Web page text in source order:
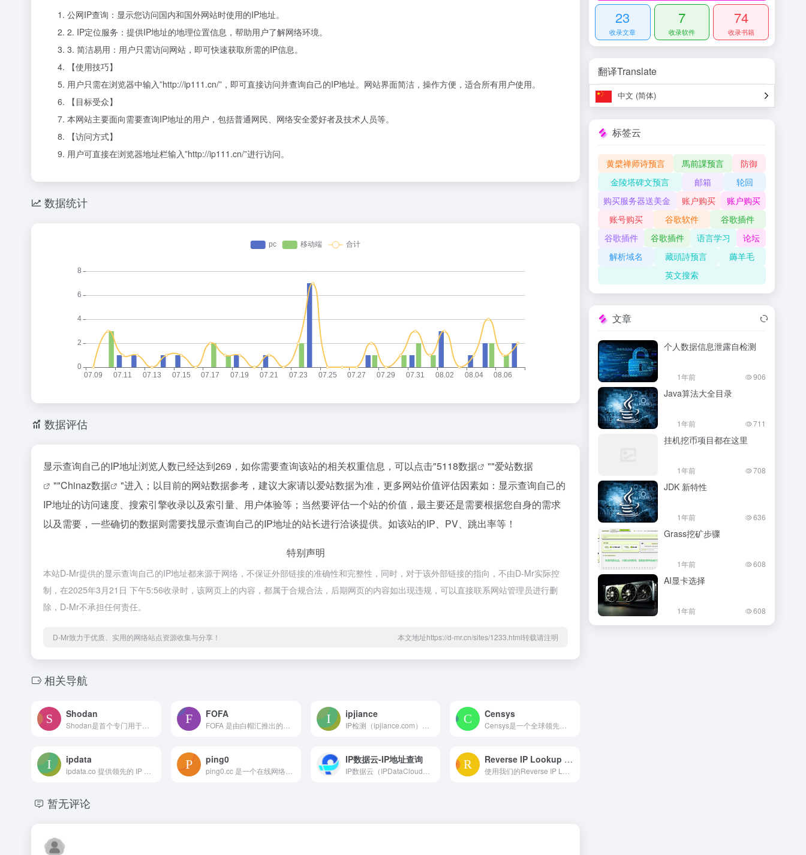
公网IP查询：显示您访问国内和国外网站时使用的IP地址。
2. IP定位服务：提供IP地址的地理位置信息，帮助用户了解网络环境。
3. 简洁易用：用户只需访问网站，即可快速获取所需的IP信息。
【使用技巧】
用户只需在浏览器中输入”http://ip111.cn/”，即可直接访问并查询自己的IP地址。网站界面简洁，操作方便，适合所有用户使用。
【目标受众】
本网站主要面向需要查询IP地址的用户，包括普通网民、网络安全爱好者及技术人员等。
【访问方式】
用户可直接在浏览器地址栏输入”http://ip111.cn/”进行访问。
数据统计
数据评估
显示查询自己的IP地址浏览人数已经达到269，如你需要查询该站的相关权重信息，可以点击"5118数据 ""爱站数据
""Chinaz数据
"进入；以目前的网站数据参考，建议大家请以爱站数据为准，更多网站价值评估因素如：显示查询自己的
IP地址的访问速度、搜索引擎收录以及索引量、用户体验等；当然要评估一个站的价值，最主要还是需要根据您自身的需求
以及需要，一些确切的数据则需要找显示查询自己的IP地址的站长进行洽谈提供。如该站的IP、PV、跳出率等！
特别声明
本站D-Mr提供的显示查询自己的IP地址都来源于网络，不保证外部链接的准确性和完整性，同时，对于该外部链接的指向，不由D-Mr实际控
制，在2025年3月21日 下午5:56收录时，该网页上的内容，都属于合规合法，后期网页的内容如出现违规，可以直接联系网站管理员进行删
除，D-Mr不承担任何责任。
D-Mr致力于优质、实用的网络站点资源收集与分享！ 本文地址https://d-mr.cn/sites/1233.html转载请注明
相关导航
Shodan FOFA ipjiance Censys
ipdata ping0 IP数据云-IP地址查询 Reverse IP Lookup – Find Other Web Sites Hosted on a Web Server
暂无评论
23
收录文章
7
收录软件
74
收录书籍
翻译Translate
中文 (简体)
标签云
黄檗禅师诗预言 馬前課预言
防御
金陵塔碑文预言
邮箱
轮回
购买服务器送美金
账户购买
账户购买
账号购买
谷歌软件
谷歌插件
谷歌插件
谷歌插件 语言学习
论坛
解析域名
藏頭詩预言
薅羊毛
英文搜索
文章
个人数据信息泄露自检测
1年前 906
Java算法大全目录
1年前 711
挂机挖币项目都在这里
1年前 708
JDK 新特性
1年前 636
Grass挖矿步骤
1年前 608
AI显卡选择
1年前 608